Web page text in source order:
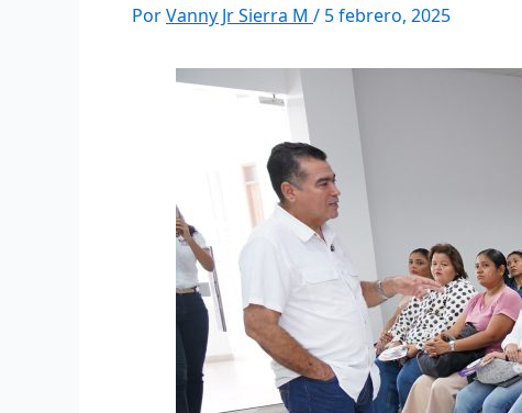
PorVanny Jr Sierra M / 5 febrero, 2025